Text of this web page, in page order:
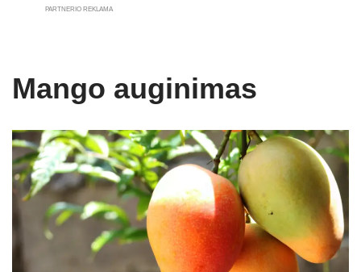
PARTNERIO REKLAMA
Mango auginimas